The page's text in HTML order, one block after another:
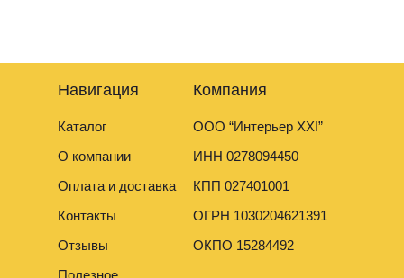
Навигация
Каталог
О компании
Оплата и доставка
Контакты
Отзывы
Компания
ООО “Интерьер XXI”
ИНН 0278094450
КПП 027401001
ОГРН 1030204621391
ОКПО 15284492